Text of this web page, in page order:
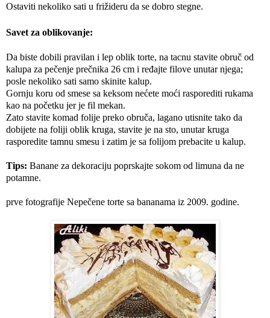
Ostaviti nekoliko sati u frižideru da se dobro stegne.
Savet za oblikovanje:
Da biste dobili pravilan i lep oblik torte, na tacnu stavite obruč od
kalupa za pečenje prečnika 26 cm i ređajte filove unutar njega;
posle nekoliko sati samo skinite kalup.
Gornju koru od smese sa keksom nećete moći rasporediti rukama
kao na početku jer je fil mekan.
Zato stavite komad folije preko obruča, lagano utisnite tako da
dobijete na foliji oblik kruga, stavite je na sto, unutar kruga
rasporedite tamnu smesu i zatim je sa folijom prebacite u kalup.
Tips: Banane za dekoraciju poprskajte sokom od limuna da ne
potamne.
prve fotografije Nepečene torte sa bananama iz 2009. godine.